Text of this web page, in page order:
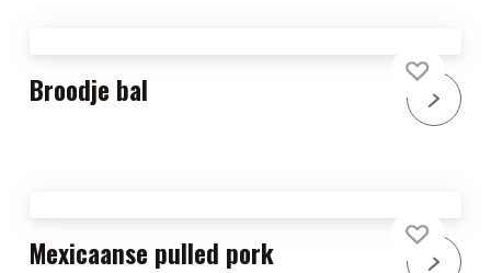
Broodje bal
Mexicaanse pulled pork